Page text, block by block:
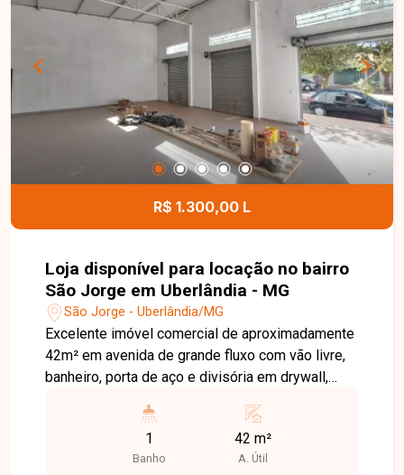
R$ 1.300,00 L
Loja disponível para locação no bairro
São Jorge em Uberlândia - MG
São Jorge - Uberlândia/MG
Excelente imóvel comercial de aproximadamente
42m² em avenida de grande fluxo com vão livre,
banheiro, porta de aço e divisória em drywall,
1
Banho
42 m²
A. Útil